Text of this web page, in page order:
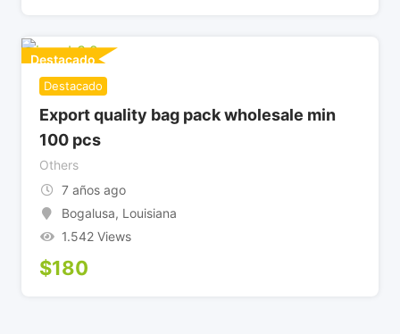
Destacado
Destacado
Export quality bag pack wholesale min
100 pcs
Others
7 años ago
Bogalusa, Louisiana
1.542 Views
$180